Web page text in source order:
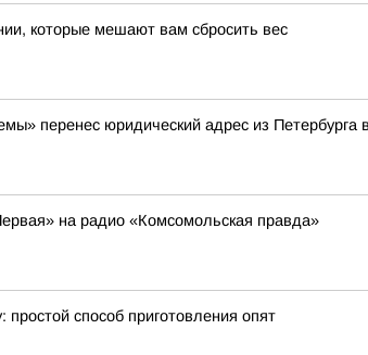
которые мешают вам сбросить вес
перенес юридический адрес из Петербурга
на радио «Комсомольская правда»
простой способ приготовления опят